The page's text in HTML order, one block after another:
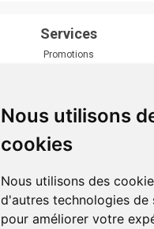
Nous utilisons
cookies
Nous utilisons des
d'autres technologies de
pour améliorer votre
Services
Promotions
Actualités & conseils
Événements
Marques
Suivez-nous